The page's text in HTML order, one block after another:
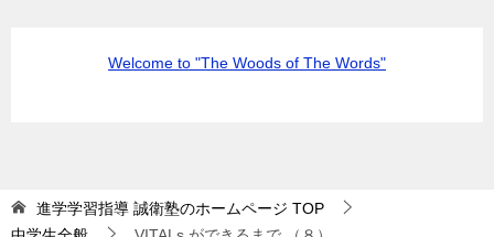
Welcome to "The Woods of The Words"
進学学習指導 誠衛塾のホームページ TOP